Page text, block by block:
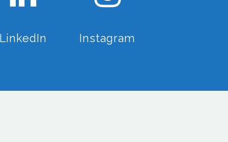
LinkedIn Instagram